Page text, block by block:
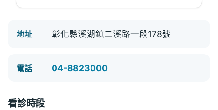
地址 彰化縣溪湖鎮二溪路一段178號
電話 04-8823000
看診時段